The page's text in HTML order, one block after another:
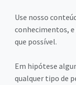
Use nosso
conhecimentos, e
que possível.
Em hipótese
qualquer tipo de